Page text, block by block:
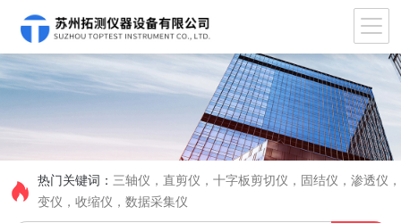
热门关键词： 三轴仪，直剪仪，十字板剪切仪，固结仪，渗透仪
变仪，收缩仪，数据采集仪